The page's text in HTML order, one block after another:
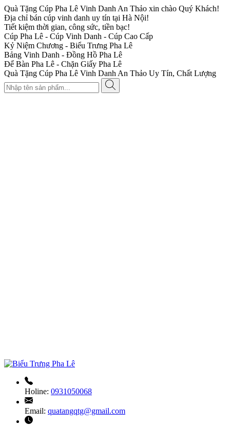
Quà Tặng Cúp Pha Lê Vinh Danh An Thảo xin chào Quý Khách!
Địa chỉ bán cúp vinh danh uy tín tại Hà Nội!
Tiết kiệm thời gian, công sức, tiền bạc!
Cúp Pha Lê - Cúp Vinh Danh - Cúp Cao Cấp
Kỷ Niệm Chương - Biểu Trưng Pha Lê
Bảng Vinh Danh - Đồng Hồ Pha Lê
Để Bàn Pha Lê - Chặn Giấy Pha Lê
Quà Tặng Cúp Pha Lê Vinh Danh An Thảo Uy Tín, Chất Lượng
Holine: 0931050068
Email: quatangqtg@gmail.com